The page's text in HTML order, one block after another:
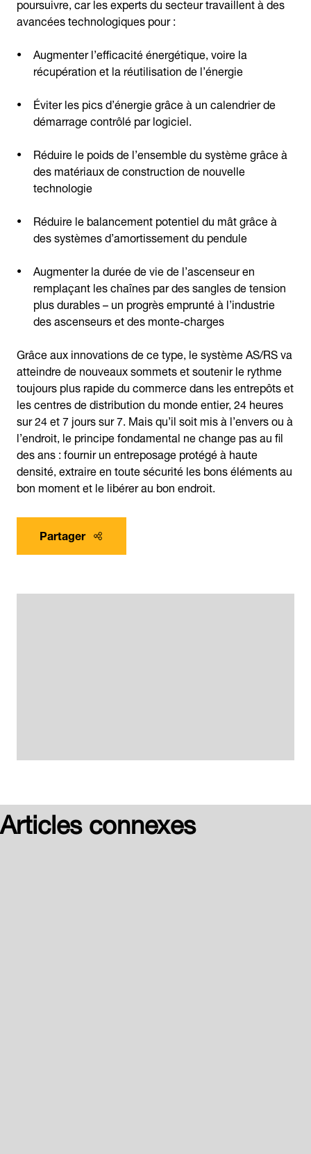
avancées technologiques pour :
Augmenter l’efficacité énergétique, voire la
récupération et la réutilisation de l’énergie
Éviter les pics d’énergie grâce à un calendrier de
démarrage contrôlé par logiciel.
Réduire le poids de l’ensemble du système grâce à
des matériaux de construction de nouvelle
technologie
Réduire le balancement potentiel du mât grâce à
des systèmes d’amortissement du pendule
Augmenter la durée de vie de l’ascenseur en
remplaçant les chaînes par des sangles de tension
plus durables – un progrès emprunté à l’industrie
des ascenseurs et des monte-charges
Grâce aux innovations de ce type, le système AS/RS va
atteindre de nouveaux sommets et soutenir le rythme
toujours plus rapide du commerce dans les entrepôts et
les centres de distribution du monde entier, 24 heures
sur 24 et 7 jours sur 7. Mais qu’il soit mis à l’envers ou à
l’endroit, le principe fondamental ne change pas au fil
des ans : fournir un entreposage protégé à haute
densité, extraire en toute sécurité les bons éléments au
bon moment et le libérer au bon endroit.
Partager
Articles connexes